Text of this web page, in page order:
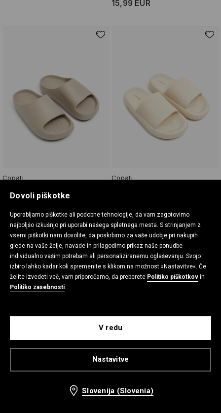
Dovoli piškotke
Uporabljamo piškotke ali podobne tehnologije, da vam zagotovimo
najboljšo izkušnjo pri uporabi našega spletnega mesta. S strinjanjem z
vsemi piškotki nam dovolite, da poskrbimo za vaše udobje pri nakupih
glede na vaše želje, navade in prilagodimo prikaz naše ponudbe
individualno vašim potrebam ali personaliziranemu oglaševanju. Svojo
izbiro lahko kadar koli spremenite s klikom na možnost »Nastavitve«. Če
želite izvedeti več, vam priporočamo, da preberete Politiko piškotkov in
Politiko zasebnosti.
Nastavitve
V redu
Slovenija (Slovenia)
15,99 EUR
Copati Copati
-13%
19,99 EUR 22,99 EUR
-38%
Copati
9,99 EUR 15,99 EUR